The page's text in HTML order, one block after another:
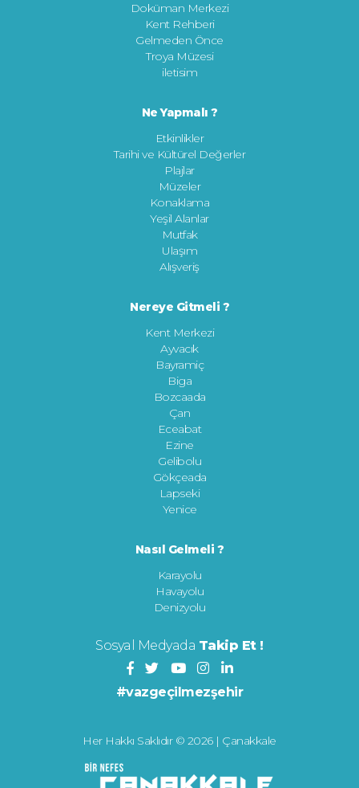
Doküman Merkezi
Kent Rehberi
Gelmeden Önce
Troya Müzesi
iletisim
Ne Yapmalı ?
Etkinlikler
Tarihi ve Kültürel Değerler
Plajlar
Müzeler
Konaklama
Yeşil Alanlar
Mutfak
Ulaşım
Alışveriş
Nereye Gitmeli ?
Kent Merkezi
Ayvacık
Bayramiç
Biga
Bozcaada
Çan
Eceabat
Ezine
Gelibolu
Gökçeada
Lapseki
Yenice
Nasıl Gelmeli ?
Karayolu
Havayolu
Denizyolu
Sosyal Medyada Takip Et !
#vazgeçilmezşehir
Her Hakkı Saklıdır © 2026 | Çanakkale